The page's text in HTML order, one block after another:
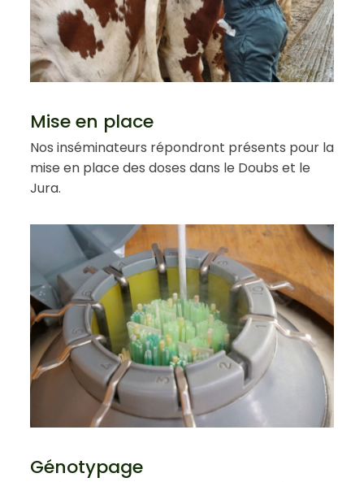
Mise en place
Nos inséminateurs répondront présents pour la
mise en place des doses dans le Doubs et le
Jura.
Génotypage